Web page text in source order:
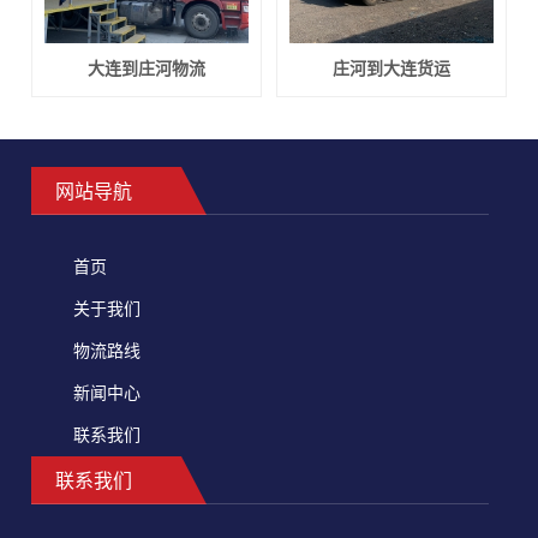
大连到庄河物流 庄河到大连货运
网站导航
首页
关于我们
物流路线
新闻中心
联系我们
联系我们